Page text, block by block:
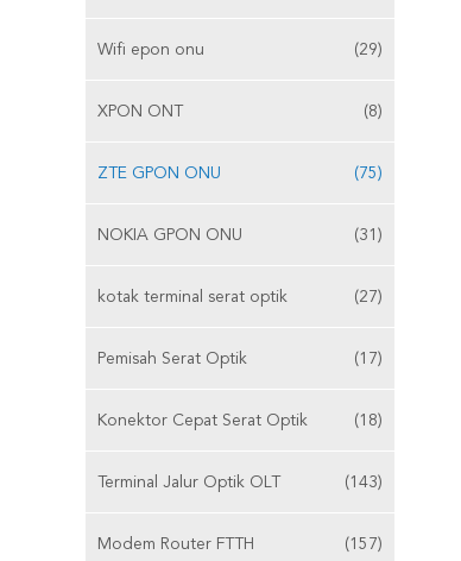
Wifi epon onu (29)
XPON ONT (8)
ZTE GPON ONU (75)
NOKIA GPON ONU (31)
kotak terminal serat optik (27)
Pemisah Serat Optik (17)
Konektor Cepat Serat Optik (18)
Terminal Jalur Optik OLT (143)
Modem Router FTTH (157)